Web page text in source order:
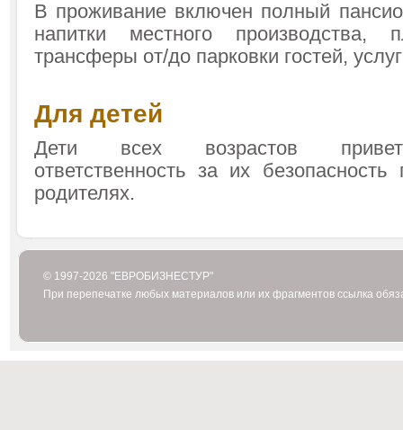
В проживание включен полный
напитки местного производства,
трансферы от/до парковки гостей,
Для детей
Дети всех возрастов
ответственность за их
родителях.
© 1997-2026 "ЕВРОБИЗНЕСТУР"
При перепечатке любых материалов или их фрагментов ссылка